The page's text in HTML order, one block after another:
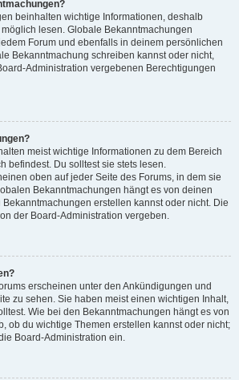
beinhalten wichtige Informationen, deshalb
lesen. Globale Bekanntmachungen
Forum und ebenfalls in deinem persönlichen
Bekanntmachung schreiben kannst oder nicht,
Administration vergebenen Berechtigungen
meist wichtige Informationen zu dem Bereich
befindest. Du solltest sie stets lesen.
oben auf jeder Seite des Forums, in dem sie
Bekanntmachungen hängt es von deinen
erstellen kannst oder nicht. Die
der Board-Administration vergeben.
erscheinen unter den Ankündigungen und
zu sehen. Sie haben meist einen wichtigen Inhalt,
Wie bei den Bekanntmachungen hängt es von
ob du wichtige Themen erstellen kannst oder nicht;
Board-Administration ein.